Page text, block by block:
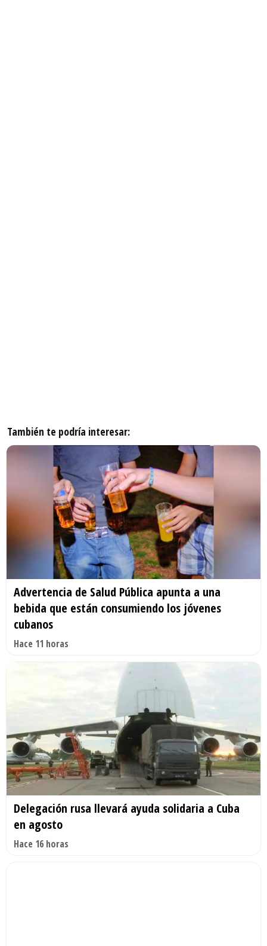
También te podría interesar:
Advertencia de Salud Pública apunta a una
bebida que están consumiendo los jóvenes
cubanos
Hace 11 horas
Delegación rusa llevará ayuda solidaria a Cuba
en agosto
Hace 16 horas